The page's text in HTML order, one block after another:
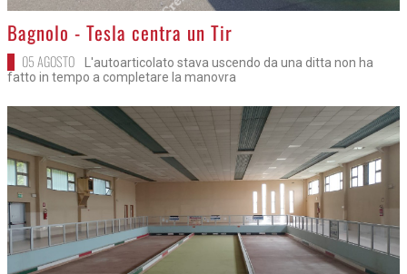
>
Bagnolo - Tesla centra un Tir
05 AGOSTO
L'autoarticolato stava uscendo da una ditta non ha
fatto in tempo a completare la manovra